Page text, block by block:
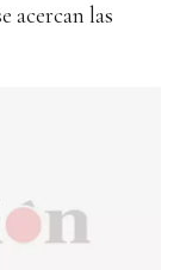
acercan las